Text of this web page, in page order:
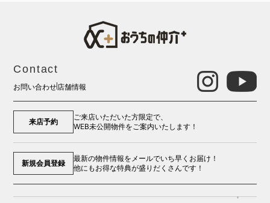
Contact
お問い合わせ店舗情報
来店予約
ご来店いただいた方限定で、
WEB未公開物件をご案内いたします！
新規会員登録
最新の物件情報をメールでいち早くお届け！
他にもお得な特典が盛りだくさんです！